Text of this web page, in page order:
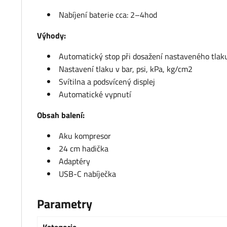
Nabíjení baterie cca: 2–4hod
Výhody:
Automatický stop při dosažení nastaveného
Nastavení tlaku v bar, psi, kPa, kg/cm2
Svítilna a podsvícený displej
Automatické vypnutí
Obsah balení:
Aku kompresor
24 cm hadička
Adaptéry
USB-C nabíječka
Parametry